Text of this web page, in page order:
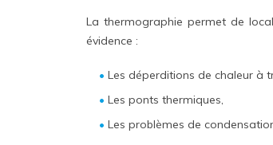
La thermographie permet de
évidence :
Les déperditions de chaleur à
Les ponts thermiques,
Les problèmes de